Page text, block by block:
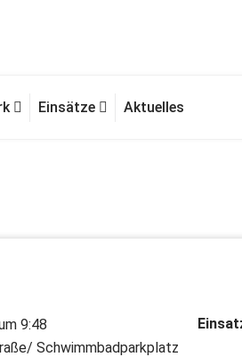
Einsätze Aktuelles
9:48
Schwimmbadparkplatz